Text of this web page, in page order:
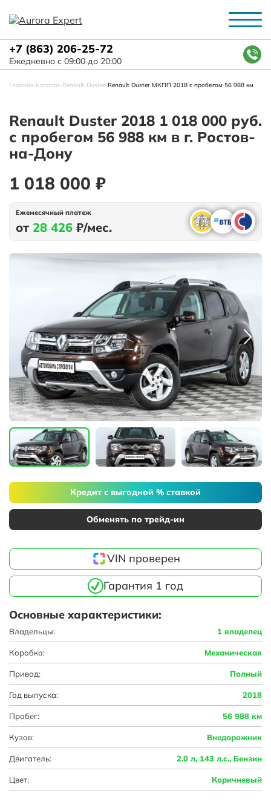
+7 (863) 206-25-72
Ежедневно с 09:00 до 20:00
Главная-Каталог-Renault-Duster-Renault Duster МКПП 2018 с пробегом 56 988 км
Renault Duster 2018 1 018 000 руб.
с пробегом 56 988 км в г. Ростов-
на-Дону
1 018 000 ₽
Ежемесячный платеж
от 28 426 ₽/мес.
Кредит с выгодной % ставкой
Обменять по трейд-ин
VIN проверен
Гарантия 1 год
Основные характеристики:
Владельцы: 1 владелец
Коробка: Механическая
Привод: Полный
Год выпуска: 2018
Пробег: 56 988 км
Кузов: Внедорожник
Двигатель: 2.0 л, 143 л.с., Бензин
Цвет: Коричневый